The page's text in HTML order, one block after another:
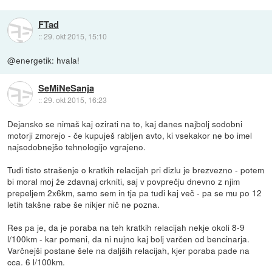
FTad
::29. okt 2015, 15:10
@energetik: hvala!
SeMiNeSanja
::29. okt 2015, 16:23
Dejansko se nimaš kaj ozirati na to, kaj danes najbolj sodobni
motorji zmorejo - če kupuješ rabljen avto, ki vsekakor ne bo imel
najsodobnejšo tehnologijo vgrajeno.
Tudi tisto strašenje o kratkih relacijah pri dizlu je brezvezno - potem
bi moral moj že zdavnaj crkniti, saj v povprečju dnevno z njim
prepeljem 2x6km, samo sem in tja pa tudi kaj več - pa se mu po 12
letih takšne rabe še nikjer nič ne pozna.
Res pa je, da je poraba na teh kratkih relacijah nekje okoli 8-9
l/100km - kar pomeni, da ni nujno kaj bolj varčen od bencinarja.
Varčnejši postane šele na daljših relacijah, kjer poraba pade na
cca. 6 l/100km.